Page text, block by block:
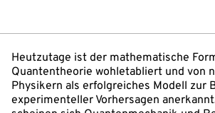
Heutzutage ist der mathematische
Quantentheorie wohletabliert und von
Physikern als erfolgreiches Modell zur
experimenteller Vorhersagen